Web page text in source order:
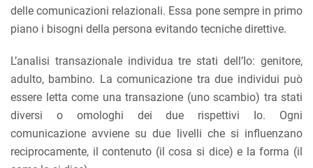
delle comunicazioni relazionali. Essa pone sempre in primo
piano i bisogni della persona evitando tecniche direttive.
L’analisi transazionale individua tre stati dell’Io: genitore,
adulto, bambino. La comunicazione tra due individui può
essere letta come una transazione (uno scambio) tra stati
diversi o omologhi dei due rispettivi Io. Ogni
comunicazione avviene su due livelli che si influenzano
reciprocamente, il contenuto (il cosa si dice) e la forma (il